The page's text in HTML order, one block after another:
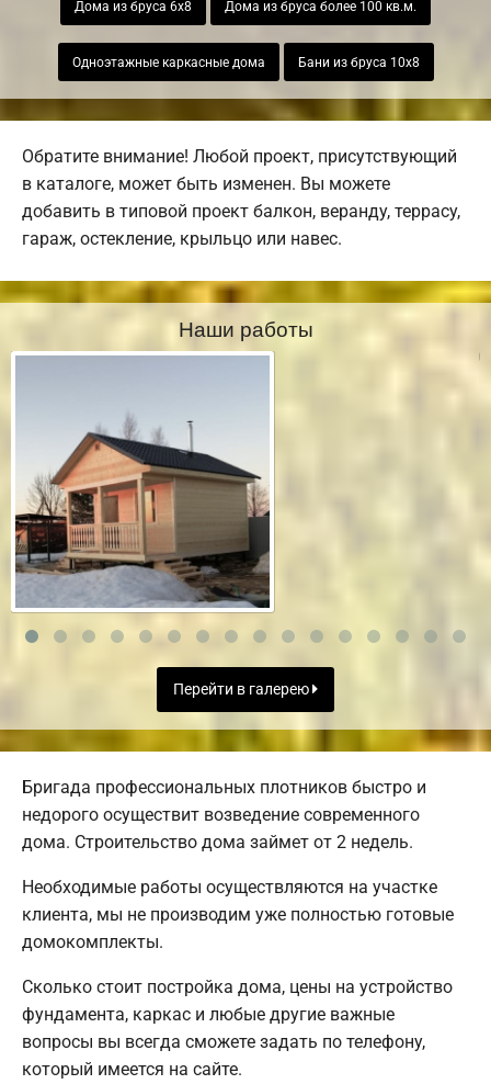
Дома из бруса 6х8 Дома из бруса более 100 кв.м.
Одноэтажные каркасные дома Бани из бруса 10х8
Обратите внимание! Любой проект, присутствующий
в каталоге, может быть изменен. Вы можете
добавить в типовой проект балкон, веранду, террасу,
гараж, остекление, крыльцо или навес.
Наши работы
Перейти в галерею
Бригада профессиональных плотников быстро и
недорого осуществит возведение современного
дома. Строительство дома займет от 2 недель.
Необходимые работы осуществляются на участке
клиента, мы не производим уже полностью готовые
домокомплекты.
Сколько стоит постройка дома, цены на устройство
фундамента, каркас и любые другие важные
вопросы вы всегда сможете задать по телефону,
который имеется на сайте.